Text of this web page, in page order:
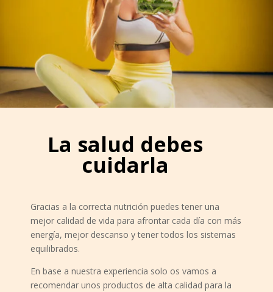
La salud debes
cuidarla
Gracias a la correcta nutrición puedes tener una
mejor calidad de vida para afrontar cada día con más
energía, mejor descanso y tener todos los sistemas
equilibrados.
En base a nuestra experiencia solo os vamos a
recomendar unos productos de alta calidad para la